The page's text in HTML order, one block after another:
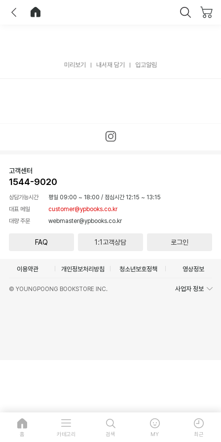
미리보기 내서재 담기 입고알림
고객센터
1544-9020
상담가능시간 평일 09:00 ~ 18:00 / 점심시간 12:15 ~ 13:15
대표 메일
customer@ypbooks.co.kr
대량 주문
webmaster@ypbooks.co.kr
FAQ 1:1고객상담 로그인
이용약관 개인정보처리방침 청소년보호정책 영상정보
© YOUNGPOONG BOOKSTORE INC. 사업자 정보
홈 카테고리 검색 MY 최근